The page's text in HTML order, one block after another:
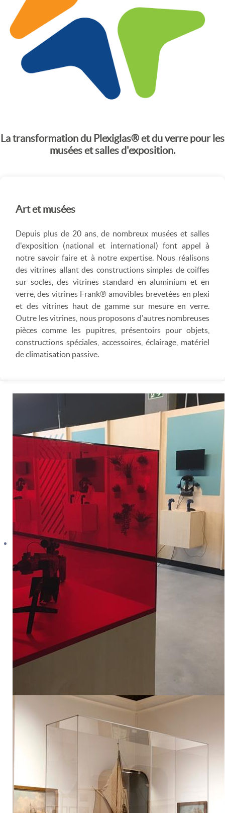
La transformation du Plexiglas® et du verre pour les
musées et salles d'exposition.
Art et musées
Depuis plus de 20 ans, de nombreux musées et salles
d'exposition (national et international) font appel à
notre savoir faire et à notre expertise. Nous réalisons
des vitrines allant des constructions simples de coiffes
sur socles, des vitrines standard en aluminium et en
verre, des vitrines Frank® amovibles brevetées en plexi
et des vitrines haut de gamme sur mesure en verre.
Outre les vitrines, nous proposons d'autres nombreuses
pièces comme les pupitres, présentoirs pour objets,
constructions spéciales, accessoires, éclairage, matériel
de climatisation passive.